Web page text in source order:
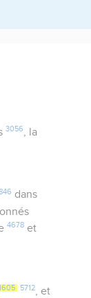
3056
, la
dans
4678 et
5712, et